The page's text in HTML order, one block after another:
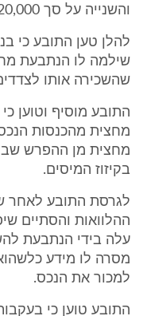
והשנייה על סך 120,000 ₪ (להלן: "ההלוואה השנייה").
להלן טען התובע כי
שילמה לו הנתבעת
שהשכירה אותו
התובע מוסיף וטוען
מחצית מהכנסות
מחצית מן ההפרש
בקיזוז המיסים.
לגרסת התובע לאחר
ההלוואות והסתיים
עלה בידי הנתבעת
מסרה לו מידע
למכור את הנכס.
התובע טוען כי